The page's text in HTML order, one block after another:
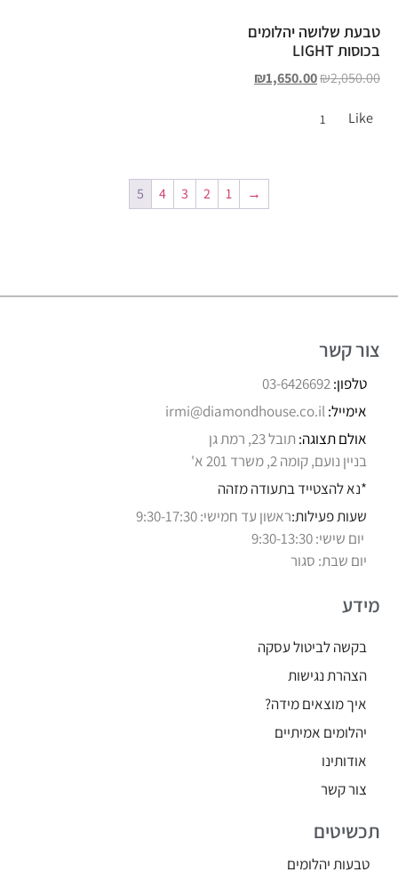
טבעת שלושה יהלומים
בכוסות LIGHT
₪2,050.00
₪1,650.00
Like
1
→
1
2
3
4
5
צור קשר
טלפון:03-6426692
אימייל:irmi@diamondhouse.co.il
אולם תצוגה: תובל 23, רמת גן
בניין נועם, קומה 2, משרד 201 א'
*נא להצטייד בתעודה מזהה
שעות פעילות:ראשון עד חמישי: 9:30-17:30
יום שישי: 9:30-13:30
יום שבת: סגור
מידע
בקשה לביטול עסקה
הצהרת נגישות
איך מוצאים מידה?
יהלומים אמיתיים
אודותינו
צור קשר
תכשיטים
טבעות יהלומים